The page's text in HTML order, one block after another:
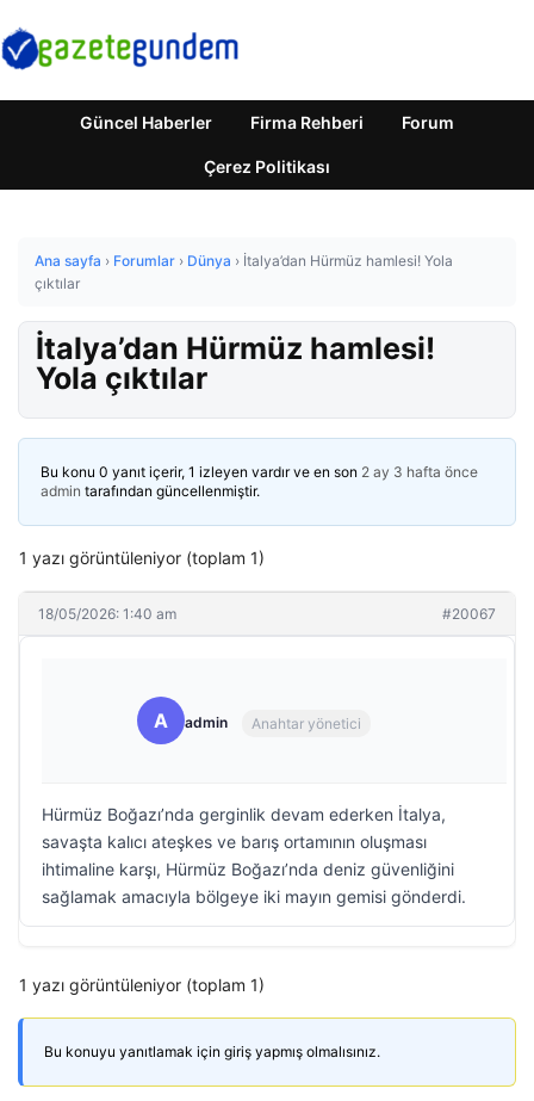
Güncel Haberler Firma Rehberi Forum
Çerez Politikası
Ana sayfa › Forumlar › Dünya › İtalya’dan Hürmüz hamlesi! Yola
çıktılar
İtalya’dan Hürmüz hamlesi!
Yola çıktılar
Bu konu 0 yanıt içerir, 1 izleyen vardır ve en son 2 ay 3 hafta önce
admin tarafından güncellenmiştir.
1 yazı görüntüleniyor (toplam 1)
18/05/2026: 1:40 am #20067
A admin Anahtar yönetici
Hürmüz Boğazı’nda gerginlik devam ederken İtalya,
savaşta kalıcı ateşkes ve barış ortamının oluşması
ihtimaline karşı, Hürmüz Boğazı’nda deniz güvenliğini
sağlamak amacıyla bölgeye iki mayın gemisi gönderdi.
1 yazı görüntüleniyor (toplam 1)
Bu konuyu yanıtlamak için giriş yapmış olmalısınız.